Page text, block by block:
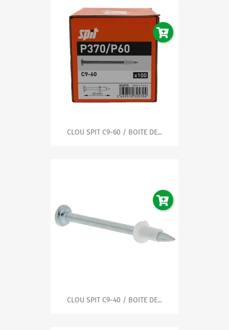
CLOU SPIT C9-60 / BOITE DE...
CLOU SPIT C9-40 / BOITE DE...